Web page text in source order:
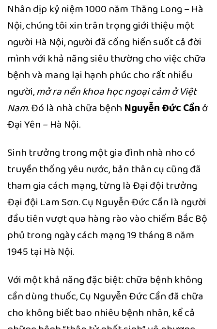
Nhân dịp kỷ niệm 1000 năm Thăng Long – Hà
Nội, chúng tôi xin trân trọng giới thiệu một
người Hà Nội, người đã cống hiến suốt cả đời
mình với khả năng siêu thường cho việc chữa
bệnh và mang lại hạnh phúc cho rất nhiều
người,mở ra nền khoa học ngoại cảm ở Việt
Nam. Đó là nhà chữa bệnh Nguyễn Đức Cầnở
Đại Yên – Hà Nội.
Sinh trưởng trong một gia đình nhà nho có
truyền thống yêu nước, bản thân cụ cũng đã
tham gia cách mạng, từng là Đại đội trưởng
Đại đội Lam Sơn. Cụ Nguyễn Đức Cần là người
đầu tiên vượt qua hàng rào vào chiếm Bắc Bộ
phủ trong ngày cách mạng 19 tháng 8 năm
1945 tại Hà Nội.
Với một khả năng đặc biệt: chữa bệnh không
cần dùng thuốc, Cụ Nguyễn Đức Cần đã chữa
cho không biết bao nhiêu bệnh nhân, kể cả